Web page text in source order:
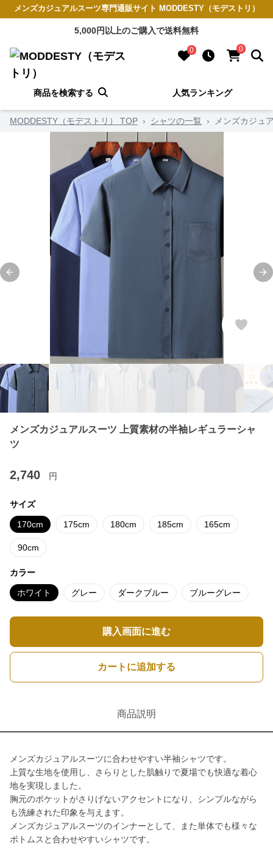
メンズカジュアルスーツ専門通販サイト MODDESTY（モデストリ）
5,000円以上のご購入で送料無料
0 0
商品を検索する 人気ランキング
MODDESTY（モデストリ） TOP › シャツの一覧 › メンズカジュ
Previous slide
メンズカジュアルスーツ 上質素材の半袖レギュラーシャ
ツ
2,740 円
サイズ
170cm 175cm 180cm 185cm 165cm
90cm
カラー
ホワイト グレー ダークブルー ブルーグレー
購入画面に進む
カートに追加する
商品説明
メンズカジュアルスーツに合わせやすい半袖シャツです。
上質な生地を使用し、さらりとした肌触りで夏場でも快適な着心
地を実現しました。
胸元のポケットがさりげないアクセントになり、シンプルながら
も洗練された印象を与えます。
メンズカジュアルスーツのインナーとして、また単体でも様々な
ボトムスと合わせやすいシャツです。